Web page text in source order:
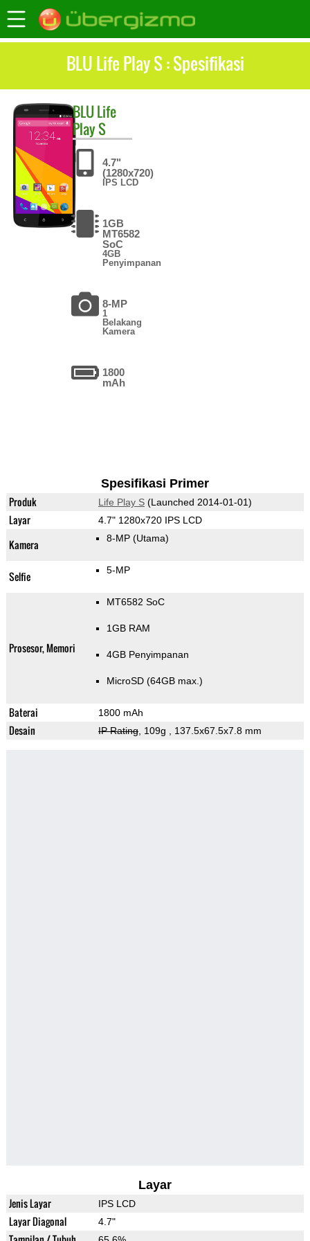
BLU Life Play S : Spesifikasi
BLULife
Play S
4.7"
(1280x720)
IPS LCD
1GB
MT6582
SoC
4GB
Penyimpanan
8-MP
1
Belakang
Kamera
1800
mAh
Spesifikasi Primer
Produk Life Play S(Launched 2014-01-01)
Layar 4.7" 1280x720 IPS LCD
Kamera 8-MP (Utama)
Selfie 5-MP
Prosesor, Memori
MT6582 SoC
1GB RAM
4GB Penyimpanan
MicroSD (64GB max.)
Baterai 1800 mAh
Desain IP Rating, 109g , 137.5x67.5x7.8 mm
Layar
Jenis Layar IPS LCD
Layar Diagonal 4.7"